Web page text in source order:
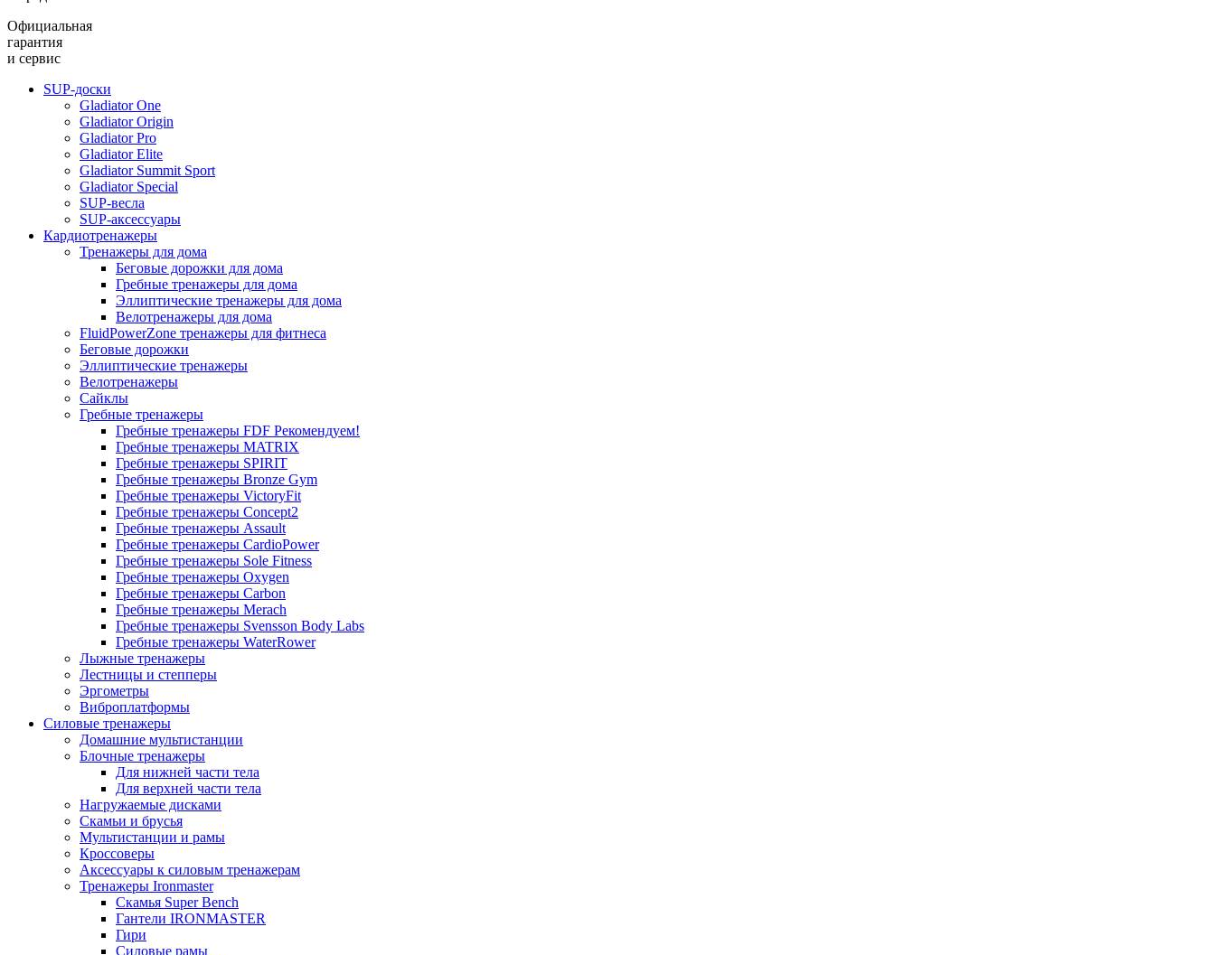
Официальная
гарантия
и сервис
SUP-доски
Gladiator One
Gladiator Origin
Gladiator Pro
Gladiator Elite
Gladiator Summit Sport
Gladiator Special
SUP-весла
SUP-аксессуары
Кардиотренажеры
Тренажеры для дома
Беговые дорожки для дома
Гребные тренажеры для дома
Эллиптические тренажеры для дома
Велотренажеры для дома
FluidPowerZone тренажеры для фитнеса
Беговые дорожки
Эллиптические тренажеры
Велотренажеры
Сайклы
Гребные тренажеры
Гребные тренажеры FDF Рекомендуем!
Гребные тренажеры MATRIX
Гребные тренажеры SPIRIT
Гребные тренажеры Bronze Gym
Гребные тренажеры VictoryFit
Гребные тренажеры Concept2
Гребные тренажеры Assault
Гребные тренажеры CardioPower
Гребные тренажеры Sole Fitness
Гребные тренажеры Oxygen
Гребные тренажеры Carbon
Гребные тренажеры Merach
Гребные тренажеры Svensson Body Labs
Гребные тренажеры WaterRower
Лыжные тренажеры
Лестницы и степперы
Эргометры
Виброплатформы
Силовые тренажеры
Домашние мультистанции
Блочные тренажеры
Для нижней части тела
Для верхней части тела
Нагружаемые дисками
Скамьи и брусья
Мультистанции и рамы
Кроссоверы
Аксессуары к силовым тренажерам
Тренажеры Ironmaster
Скамья Super Bench
Гантели IRONMASTER
Гири
Силовые рамы